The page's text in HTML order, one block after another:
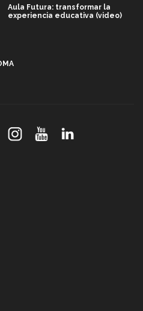
Aula Futura: transformar la
experiencia educativa (video)
robótica FIRST 2026! (video)